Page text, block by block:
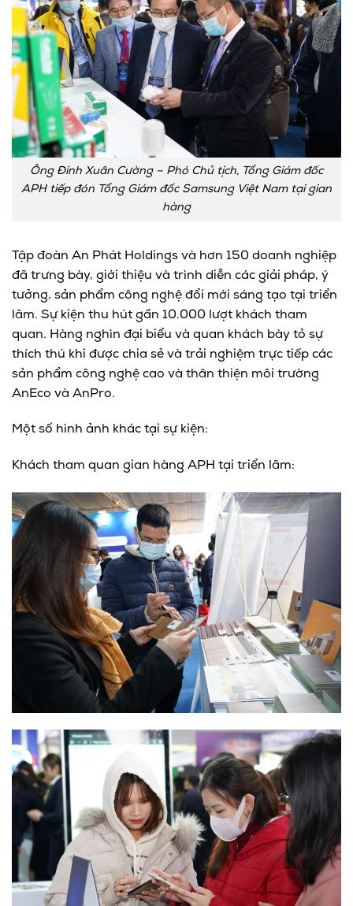
Ông Đinh Xuân Cường – Phó Chủ tịch, Tổng Giám đốc
APH tiếp đón Tổng Giám đốc Samsung Việt Nam tại gian
hàng
Tập đoàn An Phát Holdings và hơn 150 doanh nghiệp
đã trưng bày, giới thiệu và trình diễn các giải pháp, ý
tưởng, sản phẩm công nghệ đổi mới sáng tạo tại triển
lãm. Sự kiện thu hút gần 10.000 lượt khách tham
quan. Hàng nghìn đại biểu và quan khách bày tỏ sự
thích thú khi được chia sẻ và trải nghiệm trực tiếp các
sản phẩm công nghệ cao và thân thiện môi trường
AnEco và AnPro.
Một số hình ảnh khác tại sự kiện:
Khách tham quan gian hàng APH tại triển lãm: